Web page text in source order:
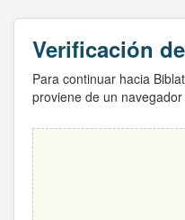
Verificación
Para continuar hacia
proviene de un